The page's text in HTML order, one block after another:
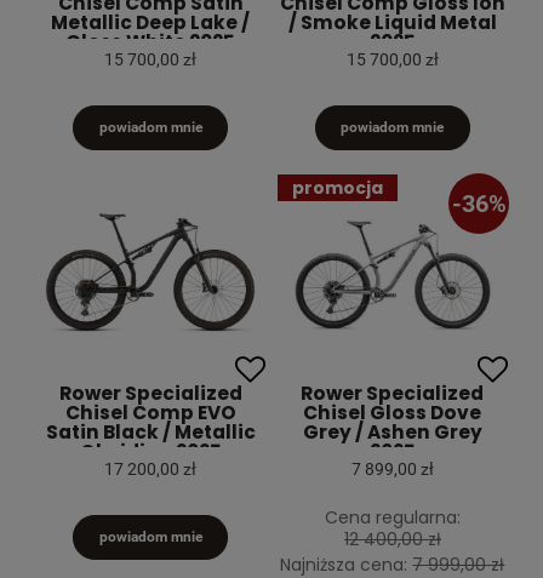
Metallic Deep Lake /
Gloss White 2025
15 700,00 zł
powiadom mnie
/ Smoke Liquid Metal
2025
15 700,00 zł
powiadom mnie
Rower Specialized
Chisel Comp EVO
Satin Black / Metallic
Obsidian 2025
17 200,00 zł
powiadom mnie
Rower Specialized
Chisel Gloss Dove
Grey / Ashen Grey
2025
7 899,00 zł
Cena regularna:
12 400,00 zł
Najniższa cena:7 999,00 zł
promocja
-36%